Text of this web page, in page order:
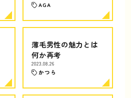
AGA
薄毛男性の魅力とは
何か再考
2023.08.26
かつら